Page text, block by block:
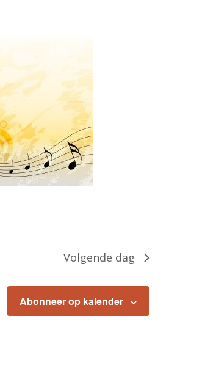
Volgende dag
Abonneer op kalender